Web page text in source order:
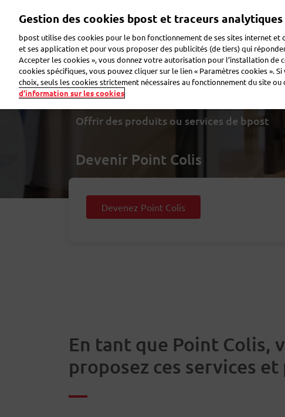
principal
Faire de la publicité Envoyer des colis Envoyer du
Offrir des produits ou services de bpost
Devenir Point Colis
Ouvrir un Point Colis vous permettra d’attirer les
chercher et envoyer des colis. Votre commerce
matériel de visibilité Point Colis. Nous vous
présence sur notre site internet. Vos
Devenez Point Colis
En tant que Point Colis,
proposez ces services
Gestion des cookies bpost et traceurs analytiques
bpost utilise des cookies pour le bon fonctionnement de ses sites internet et
et ses application et pour vous proposer des publicités (de tiers) qui
Accepter les cookies », vous donnez votre autorisation pour l’installation de
cookies spécifiques, vous pouvez cliquer sur le lien « Paramètres cookies ».
choix, seuls les cookies strictement nécessaires au fonctionnement du site
d’information sur les cookies